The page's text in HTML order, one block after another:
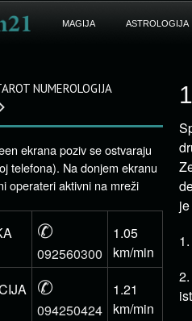
MAGIJA ASTROLOGIJA
NUMEROLOGIJA
ekrana poziv se ostvaraju
telefona). Na donjem ekranu
operateri aktivni na mreži
✆
092560300
1.05
km/min
✆
094250424
1.21
km/min